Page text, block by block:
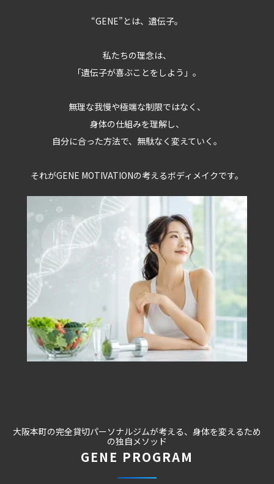
“GENE”とは、遺伝子。
私たちの理念は、
「遺伝子が喜ぶことをしよう」。
無理な我慢や極端な制限ではなく、
身体の仕組みを理解し、
自分に合った方法で、無駄なく変えていく。
それがGENE MOTIVATIONの考えるボディメイクです。
大阪本町の完全貸切パーソナルジムが考える、身体を変えるため
の独自メソッド
GENE PROGRAM